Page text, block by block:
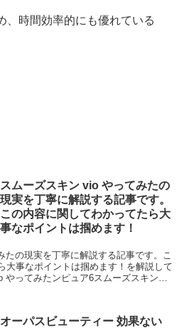
、時間効率的にも優れている
スムーズスキン vio やってみたの
現実を丁寧に解説する記事です。
この内容に関してわかってたら大
事なポイントは掴めます！
たの現実を丁寧に解説する記事です。こ
大事なポイントは掴めます！を解説して
やってみたンピュア6スムーズスキンピ
オーパスビューティー 効果ない